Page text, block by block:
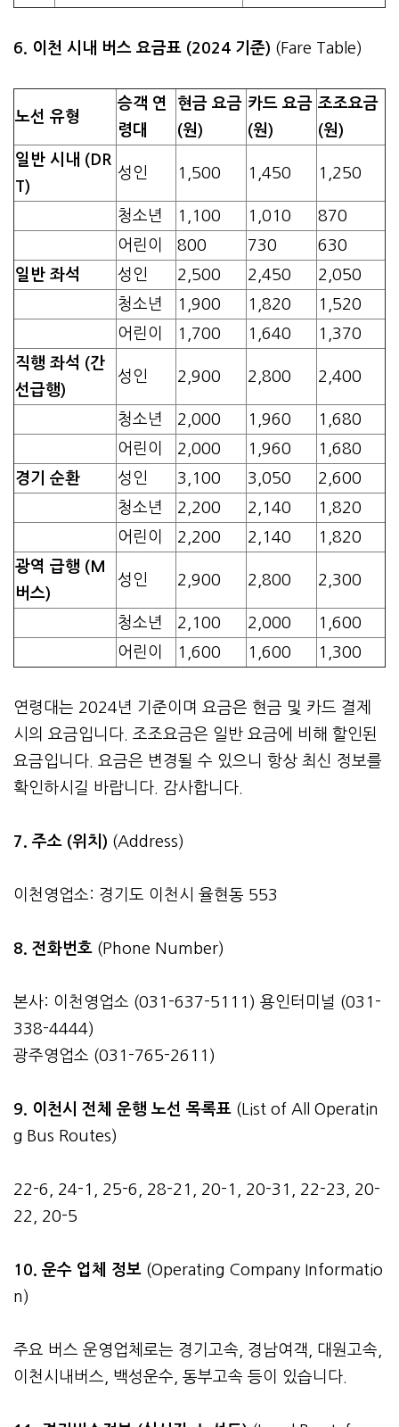
6. 이천 시내 버스 요금표 (2024 기준) (Fare Table)
노선 유형
승객 연
령대
현금 요금
(원)
카드 요금
(원)
조조요금
(원)
일반 시내 (DR
T)
성인 1,500 1,450 1,250
청소년 1,100 1,010
870
어린이
800 730
630
일반 좌석
성인 2,500 2,450
2,050
청소년
1,900 1,820
1,520
어린이
1,700 1,640
1,370
직행 좌석 (간
선급행)
성인 2,900 2,800 2,400
청소년 2,000 1,960
1,680
어린이
2,000 1,960
1,680
경기 순환
성인 3,100 3,050
2,600
청소년
2,200 2,140
1,820
어린이
2,200 2,140
1,820
광역 급행 (M
버스)
성인 2,900 2,800 2,300
청소년 2,100 2,000
1,600
어린이
1,600 1,600 1,300
연령대는 2024년 기준이며 요금은 현금 및 카드 결제
시의 요금입니다. 조조요금은 일반 요금에 비해 할인된
요금입니다. 요금은 변경될 수 있으니 항상 최신 정보를
확인하시길 바랍니다. 감사합니다.
7. 주소 (위치) (Address)
이천영업소: 경기도 이천시 율현동 553
8. 전화번호 (Phone Number)
본사: 이천영업소 (031-637-5111) 용인터미널 (031-
338-4444)
광주영업소 (031-765-2611)
9. 이천시 전체 운행 노선 목록표 (List of All Operatin
g Bus Routes)
22-6, 24-1, 25-6, 28-21, 20-1, 20-31, 22-23, 20-
22, 20-5
10. 운수 업체 정보 (Operating Company Informatio
n)
주요 버스 운영업체로는 경기고속, 경남여객, 대원고속,
이천시내버스, 백성운수, 동부고속 등이 있습니다.